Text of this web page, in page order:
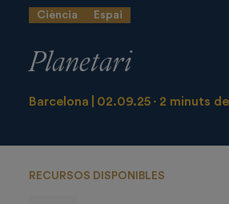
Ciència Espai
Planetari
Barcelona 02.09.25 2 minuts
RECURSOS DISPONIBLES